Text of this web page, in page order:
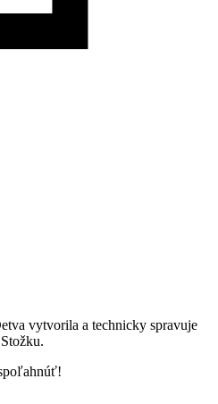
vytvorila a technicky spravuje